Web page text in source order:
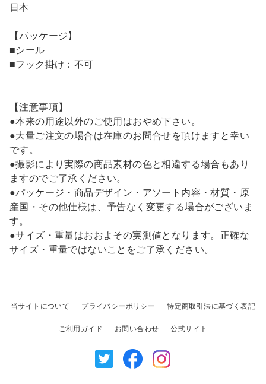
日本
【パッケージ】
■シール
■フック掛け：不可
【注意事項】
●本来の用途以外のご使用はおやめ下さい。
●大量ご注文の場合は在庫のお問合せを頂けますと幸い
です。
●撮影により実際の商品素材の色と相違する場合もあり
ますのでご了承ください。
●パッケージ・商品デザイン・アソート内容・材質・原
産国・その他仕様は、予告なく変更する場合がございま
す。
●サイズ・重量はおおよその実測値となります。正確な
サイズ・重量ではないことをご了承ください。
当サイトについて プライバシーポリシー 特定商取引法に基づく表記
ご利用ガイド お問い合わせ 公式サイト